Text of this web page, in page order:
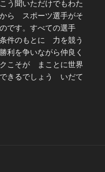
う聞いただけでもわた
ら スポーツ選手がそ
です。すべての選手
件のもとに 力を競う
利を争いながら仲良く
こそが まことに世界
きるでしょう いだて